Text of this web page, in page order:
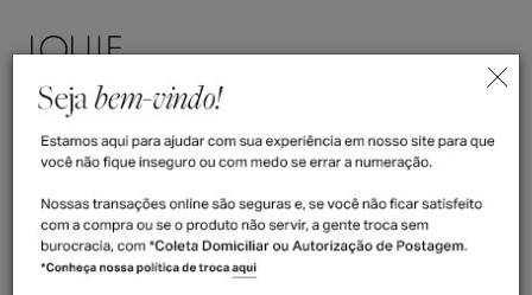
Home>Sapato Social Mocassim Pembrey Whisky
Sapato Social Mocassim Pembrey
Whisky